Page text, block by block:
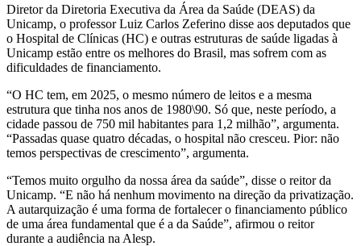
Diretor da Diretoria Executiva da Área da Saúde (DEAS) da
Unicamp, o professor Luiz Carlos Zeferino disse aos deputados que
o Hospital de Clínicas (HC) e outras estruturas de saúde ligadas à
Unicamp estão entre os melhores do Brasil, mas sofrem com as
dificuldades de financiamento.
“O HC tem, em 2025, o mesmo número de leitos e a mesma
estrutura que tinha nos anos de 1980\90. Só que, neste período, a
cidade passou de 750 mil habitantes para 1,2 milhão”, argumenta.
“Passadas quase quatro décadas, o hospital não cresceu. Pior: não
temos perspectivas de crescimento”, argumenta.
“Temos muito orgulho da nossa área da saúde”, disse o reitor da
Unicamp. “E não há nenhum movimento na direção da privatização.
A autarquização é uma forma de fortalecer o financiamento público
de uma área fundamental que é a da Saúde”, afirmou o reitor
durante a audiência na Alesp.